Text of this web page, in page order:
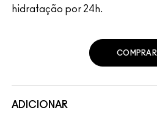
hidratação por 24h.
ADICIONAR
COMPRAR